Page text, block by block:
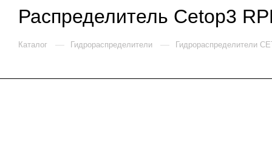
Распределитель Cetop3
Каталог — Гидрораспределители — Гидрораспределители